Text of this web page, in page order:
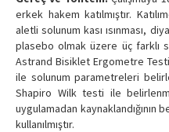
erkek hakem katılmıştır.
aletli solunum kası ısınması,
plasebo olmak üzere üç farklı
Astrand Bisiklet Ergometre
ile solunum parametreleri
Shapiro Wilk testi ile
uygulamadan
kullanılmıştır.